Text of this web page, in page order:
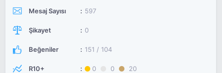
Mesaj Sayısı 597
Şikayet 0
Beğeniler 151 / 104
R10+ 0 0 20